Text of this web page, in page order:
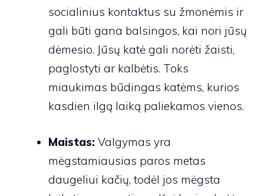
socialinius kontaktus su žmonėmis ir
gali būti gana balsingos, kai nori jūsų
dėmesio. Jūsų katė gali norėti žaisti,
paglostyti ar kalbėtis. Toks
miaukimas būdingas katėms, kurios
kasdien ilgą laiką paliekamos vienos.
Maistas: Valgymas yra
mėgstamiausias paros metas
daugeliui kačių, todėl jos mėgsta